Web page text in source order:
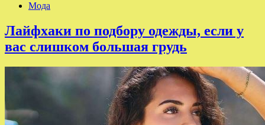
Мода
Лайфхаки по подбору одежды, если у
вас слишком большая грудь